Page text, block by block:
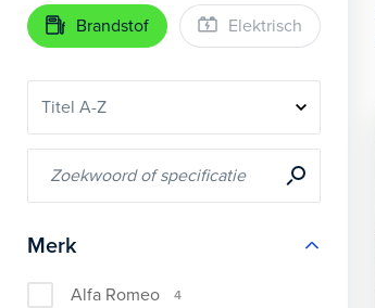
Brandstof Elektrisch
Merk
Alfa Romeo 4